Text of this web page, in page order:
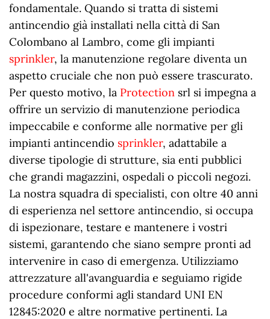
fondamentale. Quando si tratta di sistemi
antincendio già installati nella città di San
Colombano al Lambro, come gli impianti
sprinkler, la manutenzione regolare diventa un
aspetto cruciale che non può essere trascurato.
Per questo motivo, la Protection srl si impegna a
offrire un servizio di manutenzione periodica
impeccabile e conforme alle normative per gli
impianti antincendio sprinkler, adattabile a
diverse tipologie di strutture, sia enti pubblici
che grandi magazzini, ospedali o piccoli negozi.
La nostra squadra di specialisti, con oltre 40 anni
di esperienza nel settore antincendio, si occupa
di ispezionare, testare e mantenere i vostri
sistemi, garantendo che siano sempre pronti ad
intervenire in caso di emergenza. Utilizziamo
attrezzature all'avanguardia e seguiamo rigide
procedure conformi agli standard UNI EN
12845:2020 e altre normative pertinenti. La